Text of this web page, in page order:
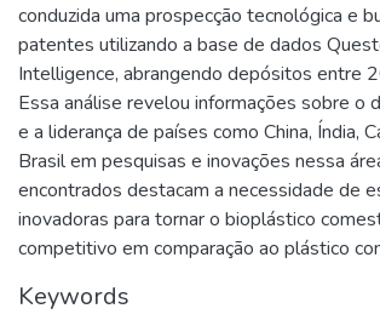
conduzida uma prospecção tecnológica e
patentes utilizando a base de dados
Intelligence, abrangendo depósitos entre
Essa análise revelou informações sobre o
e a liderança de países como China, Índia,
Brasil em pesquisas e inovações nessa
encontrados destacam a necessidade de
inovadoras para tornar o bioplástico
competitivo em comparação ao plástico
Keywords